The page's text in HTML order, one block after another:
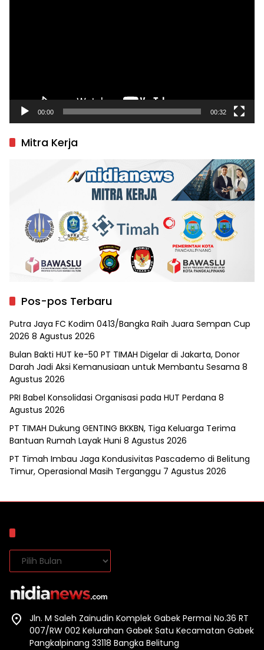
00:00 00:32
Mitra Kerja
Pos-pos Terbaru
Putra Jaya FC Kodim 0413/Bangka Raih Juara Sempan Cup
2026 8 Agustus 2026
Bulan Bakti HUT ke-50 PT TIMAH Digelar di Jakarta, Donor
Darah Jadi Aksi Kemanusiaan untuk Membantu Sesama 8
Agustus 2026
PRI Babel Konsolidasi Organisasi pada HUT Perdana 8
Agustus 2026
PT TIMAH Dukung GENTING BKKBN, Tiga Keluarga Terima
Bantuan Rumah Layak Huni 8 Agustus 2026
PT Timah Imbau Jaga Kondusivitas Pascademo di Belitung
Timur, Operasional Masih Terganggu 7 Agustus 2026
Arsip
Jln. M Saleh Zainudin Komplek Gabek Permai No.36 RT
007/RW 002 Kelurahan Gabek Satu Kecamatan Gabek
Pangkalpinang 33118 Bangka Belitung